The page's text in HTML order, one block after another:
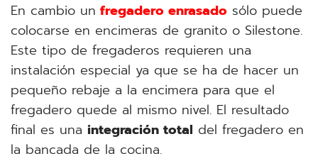
En cambio un fregadero enrasado sólo puede
colocarse en encimeras de granito o Silestone.
Este tipo de fregaderos requieren una
instalación especial ya que se ha de hacer un
pequeño rebaje a la encimera para que el
fregadero quede al mismo nivel. El resultado
final es una integración total del fregadero en
la bancada de la cocina.